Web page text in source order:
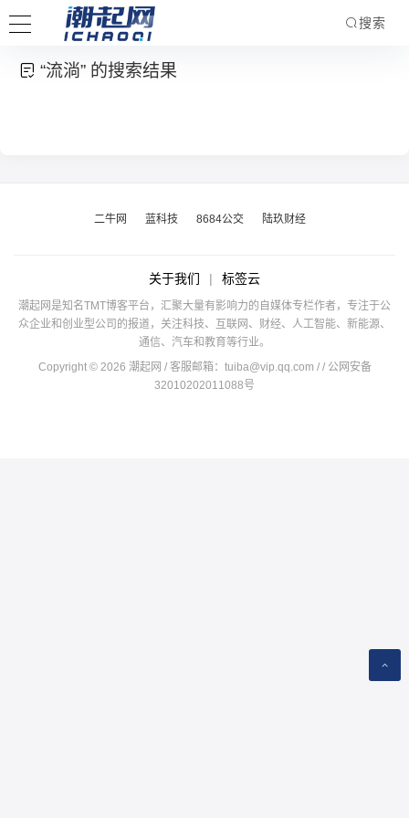
搜索
“流淌” 的搜索结果
二牛网 蓝科技 8684公交 陆玖财经
关于我们 | 标签云
潮起网是知名TMT博客平台，汇聚大量有影响力的自媒体专栏作者，专注于公
众企业和创业型公司的报道，关注科技、互联网、财经、人工智能、新能源、
通信、汽车和教育等行业。
Copyright © 2026 潮起网 / 客服邮箱： tuiba@vip.qq.com / / 公网安备
32010202011088号